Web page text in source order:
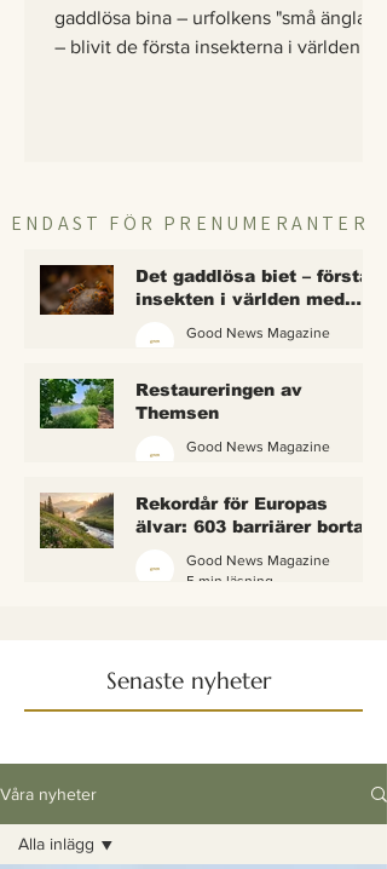
gaddlösa bina – urfolkens "små änglar"
– blivit de första insekterna i världen att
ENDAST FÖR PRENUMERANTER
Det gaddlösa biet – första
insekten i världen med
Good News Magazine
Restaureringen av
Themsen
Good News Magazine
Rekordår för Europas
älvar: 603 barriärer borta
igen
Good News Magazine
5 min läsning
Senaste nyheter
Våra nyheter
Alla inlägg